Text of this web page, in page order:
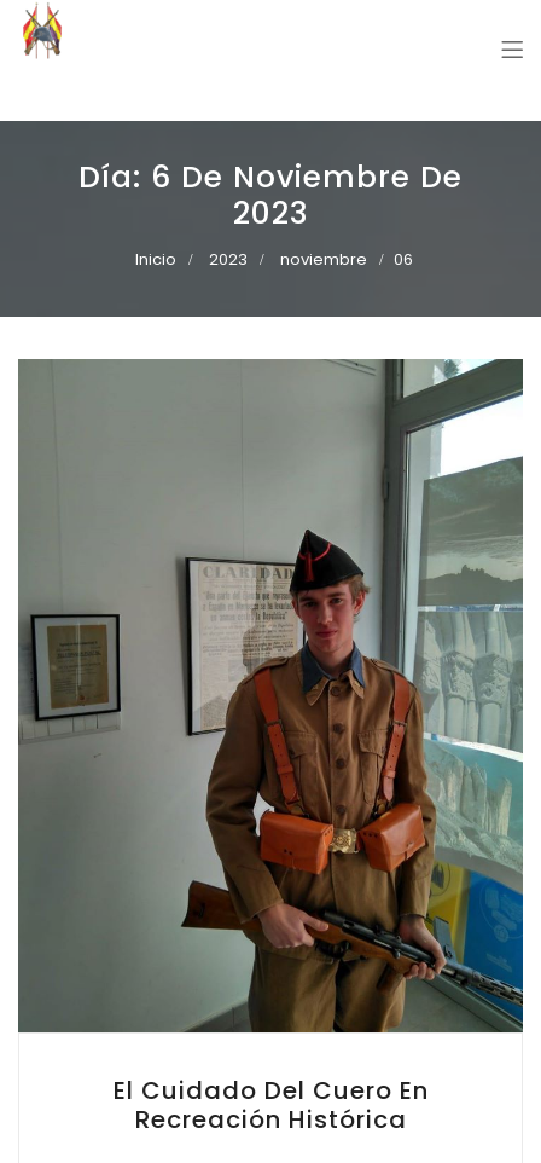
Día: 6 De Noviembre De
2023
Inicio 2023 noviembre 06
El Cuidado Del Cuero En
Recreación Histórica